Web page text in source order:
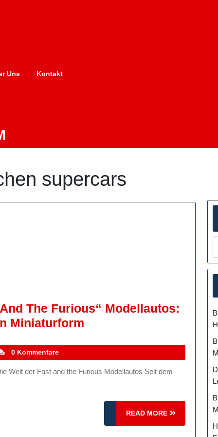
Uns Kontakt
supercars
The Furious“ Modellautos:
Miniaturform
„Fast
Furious“
Modellautos:
0 Kommentare
READ MORE
READ
MORE